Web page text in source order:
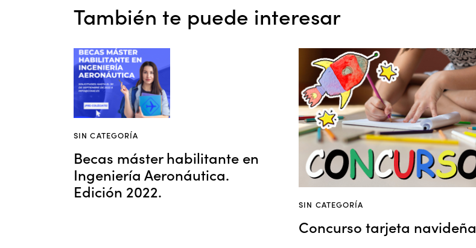
También te puede interesar
SIN CATEGORÍA
Becas máster habilitante en
Ingeniería Aeronáutica.
Edición 2022.
SIN CATEGORÍA
Concurso tarjeta navideña